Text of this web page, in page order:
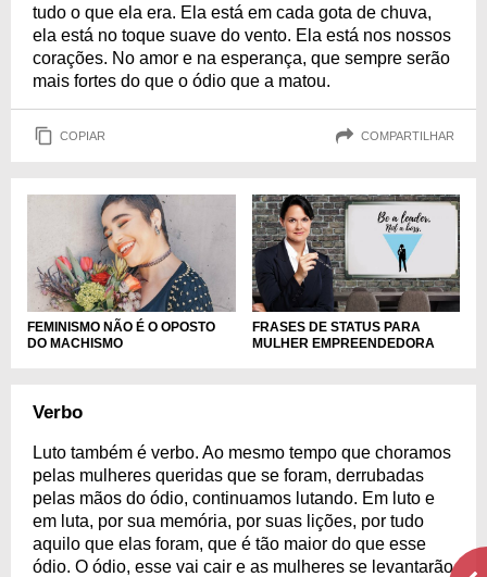
tudo o que ela era. Ela está em cada gota de chuva,
ela está no toque suave do vento. Ela está nos nossos
corações. No amor e na esperança, que sempre serão
mais fortes do que o ódio que a matou.
COPIAR COMPARTILHAR
FEMINISMO NÃO É O OPOSTO
DO MACHISMO
FRASES DE STATUS PARA
MULHER EMPREENDEDORA
Verbo
Luto também é verbo. Ao mesmo tempo que choramos
pelas mulheres queridas que se foram, derrubadas
pelas mãos do ódio, continuamos lutando. Em luto e
em luta, por sua memória, por suas lições, por tudo
aquilo que elas foram, que é tão maior do que esse
ódio. O ódio, esse vai cair e as mulheres se levantarão